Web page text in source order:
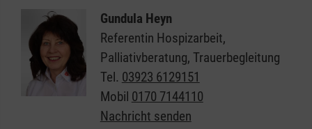
Gundula Heyn
Referentin Hospizarbeit,
Palliativberatung, Trauerbegleitung
Tel. 03923 6129151
Mobil 0170 7144110
Nachricht senden